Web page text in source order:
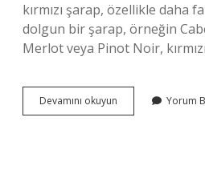
kırmızı şarap, özellikle daha
dolgun bir şarap, örneğin
Merlot veya Pinot Noir,
Devamını okuyun
Ile
Yorum